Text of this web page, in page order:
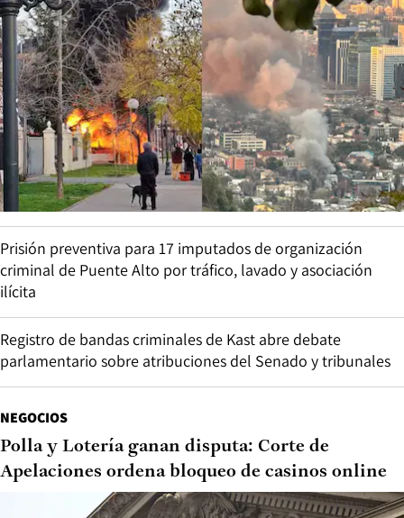
Prisión preventiva para 17 imputados de organización
criminal de Puente Alto por tráfico, lavado y asociación
ilícita
Registro de bandas criminales de Kast abre debate
parlamentario sobre atribuciones del Senado y tribunales
NEGOCIOS
Polla y Lotería ganan disputa: Corte de
Apelaciones ordena bloqueo de casinos online